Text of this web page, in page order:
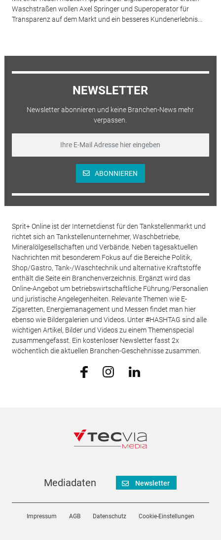
Waschstraßen wollen Axel Springer und Superoperator für
Transparenz auf dem Markt und ein besseres Kundenerlebnis...
NEWSLETTER
Newsletter abonnieren und keine Branchen-News mehr
verpassen.
ABONNIEREN
Sprit+ Online ist der Internetdienst für den Tankstellenmarkt und
richtet sich an Tankstellenunternehmer, Waschbetriebe,
Mineralölgesellschaften und Verbände. Neben tagesaktuellen
Nachrichten mit besonderem Fokus auf die Bereiche Politik,
Shop/Gastro, Tank-/Waschtechnik und alternative Kraftstoffe
enthält die Seite ein Branchenverzeichnis. Ergänzt wird das
Online-Angebot um betriebswirtschaftliche Führung/Personalien
und juristische Angelegenheiten. Relevante Themen wie E-
Zigaretten, Energiemanagement und Messen findet man hier
ebenso wie Bildergalerien und Videos. Unter #HASHTAG sind alle
wichtigen Artikel, Bilder und Videos zu einem Themenspecial
zusammengefasst. Ein kostenloser Newsletter fasst 2x
wöchentlich die aktuellen Branchen-Geschehnisse zusammen.
Mediadaten Newsletter
Impressum AGB Datenschutz Cookie-Einstellungen